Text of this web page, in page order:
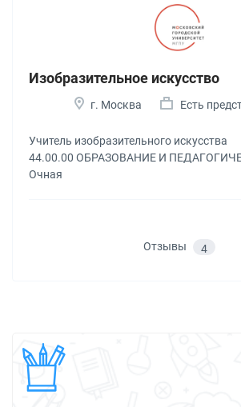
Изобразительное искусство
г. Москва Есть
Учитель изобразительного искусства
44.00.00 ОБРАЗОВАНИЕ И
Очная
Отзывы 4